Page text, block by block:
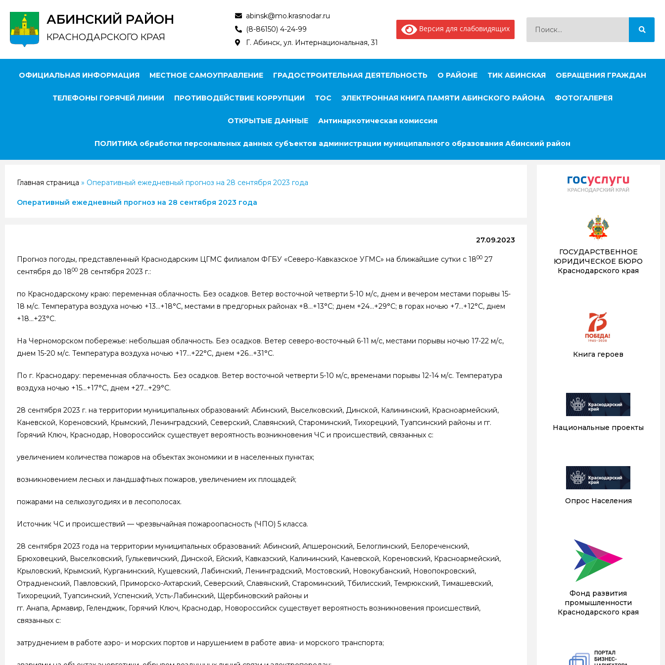
АБИНСКИЙ РАЙОН
КРАСНОДАРСКОГО КРАЯ
abinsk@mo.krasnodar.ru
(8-86150) 4-24-99
Г. Абинск, ул. Интернациональная, 31
Версия для слабовидящих
ОФИЦИАЛЬНАЯ ИНФОРМАЦИЯ МЕСТНОЕ САМОУПРАВЛЕНИЕ ГРАДОСТРОИТЕЛЬНАЯ ДЕЯТЕЛЬНОСТЬ О РАЙОНЕ ТИК АБИНСКАЯ ОБРАЩЕНИЯ ГРАЖДАН
ТЕЛЕФОНЫ ГОРЯЧЕЙ ЛИНИИ ПРОТИВОДЕЙСТВИЕ КОРРУПЦИИ ТОС ЭЛЕКТРОННАЯ КНИГА ПАМЯТИ АБИНСКОГО РАЙОНА ФОТОГАЛЕРЕЯ
ОТКРЫТЫЕ ДАННЫЕ Антинаркотическая комиссия
ПОЛИТИКА обработки персональных данных субъектов администрации муниципального образования Абинский район
Главная страница » Оперативный ежедневный прогноз на 28 сентября 2023 года
Оперативный ежедневный прогноз на 28 сентября 2023 года
27.09.2023
Прогноз погоды, представленный Краснодарским ЦГМС филиалом ФГБУ «Северо-Кавказское УГМС» на ближайшие сутки с 1800 27
сентября до 1800 28 сентября 2023 г.:
по Краснодарскому краю: переменная облачность. Без осадков. Ветер восточной четверти 5-10 м/с, днем и вечером местами порывы 15-
18 м/с. Температура воздуха ночью +13…+18°С, местами в предгорных районах +8…+13°С; днем +24…+29°С; в горах ночью +7…+12°С, днем
+18…+23°С.
На Черноморском побережье: небольшая облачность. Без осадков. Ветер северо-восточный 6-11 м/с, местами порывы ночью 17-22 м/с,
днем 15-20 м/с. Температура воздуха ночью +17…+22°С, днем +26…+31°С.
По г. Краснодару: переменная облачность. Без осадков. Ветер восточной четверти 5-10 м/с, временами порывы 12-14 м/с. Температура
воздуха ночью +15…+17°С, днем +27…+29°С.
28 сентября 2023 г. на территории муниципальных образований: Абинский, Выселковский, Динской, Калининский, Красноармейский,
Каневской, Кореновский, Крымский, Ленинградский, Северский, Славянский, Староминский, Тихорецкий, Туапсинский районы и гг.
Горячий Ключ, Краснодар, Новороссийск существует вероятность возникновения ЧС и происшествий, связанных с:
увеличением количества пожаров на объектах экономики и в населенных пунктах;
возникновением лесных и ландшафтных пожаров, увеличением их площадей;
пожарами на сельхозугодиях и в лесополосах.
Источник ЧС и происшествий — чрезвычайная пожароопасность (ЧПО) 5 класса.
28 сентября 2023 года на территории муниципальных образований: Абинский, Апшеронский, Белоглинский, Белореченский,
Брюховецкий, Выселковский, Гулькевичский, Динской, Ейский, Кавказский, Калининский, Каневской, Кореновский, Красноармейский,
Крыловский, Крымский, Курганинский, Кущевский, Лабинский, Ленинградский, Мостовский, Новокубанский, Новопокровский,
Отрадненский, Павловский, Приморско-Ахтарский, Северский, Славянский, Староминский, Тбилисский, Темрюкский, Тимашевский,
Тихорецкий, Туапсинский, Успенский, Усть-Лабинский, Щербиновский районы и
гг. Анапа, Армавир, Геленджик, Горячий Ключ, Краснодар, Новороссийск существует вероятность возникновения происшествий,
связанных с:
затруднением в работе аэро- и морских портов и нарушением в работе авиа- и морского транспорта;
ГОСУДАРСТВЕННОЕ
ЮРИДИЧЕСКОЕ БЮРО
Краснодарского края
Книга героев
Национальные проекты
Опрос Населения
Фонд развития
промышленности
Краснодарского края